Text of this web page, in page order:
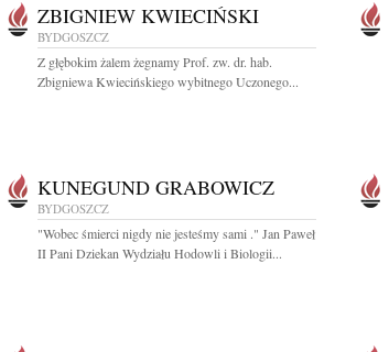
ZBIGNIEW KWIECIŃSKI
BYDGOSZCZ
Z głębokim żalem żegnamy Prof. zw. dr. hab.
Zbigniewa Kwiecińskiego wybitnego Uczonego...
KUNEGUND GRABOWICZ
BYDGOSZCZ
"Wobec śmierci nigdy nie jesteśmy sami ." Jan Paweł
II Pani Dziekan Wydziału Hodowli i Biologii...